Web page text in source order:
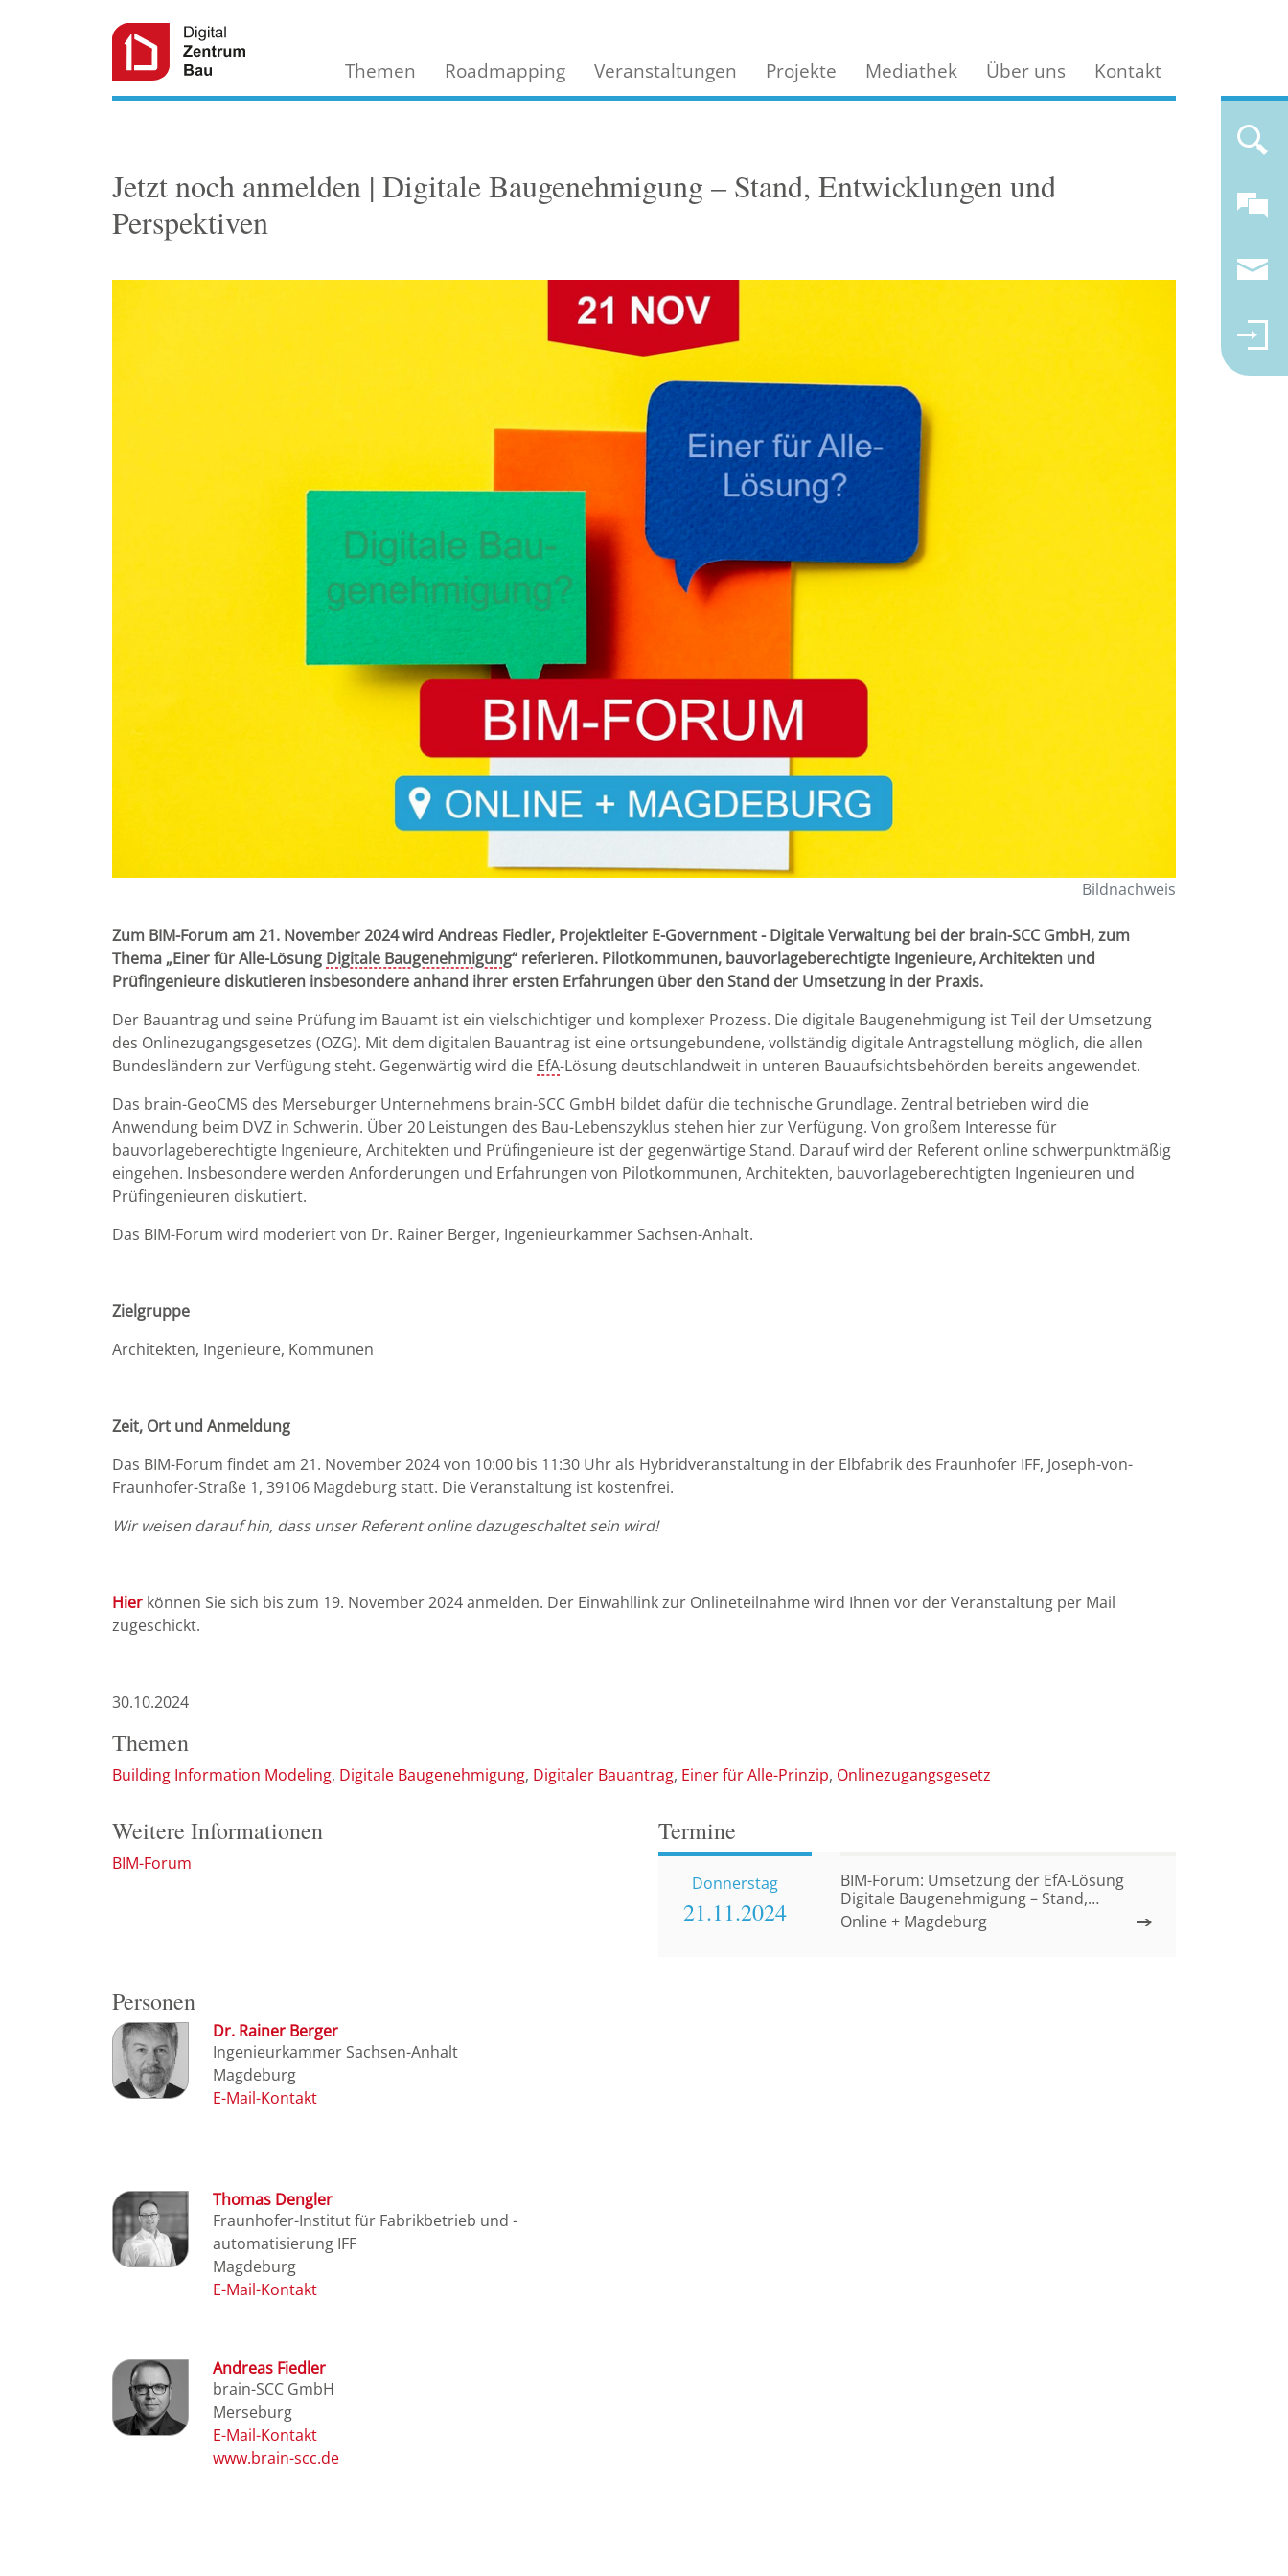
Themen Roadmapping Veranstaltungen Projekte Mediathek Über uns Kontakt
Jetzt noch anmelden | Digitale Baugenehmigung – Stand, Entwicklungen und
Perspektiven
Bildnachweis
Zum BIM-Forum am 21. November 2024 wird Andreas Fiedler, Projektleiter E-Government - Digitale Verwaltung bei der brain-SCC GmbH, zum
Thema „Einer für Alle-Lösung Digitale Baugenehmigung“ referieren. Pilotkommunen, bauvorlageberechtigte Ingenieure, Architekten und
Prüfingenieure diskutieren insbesondere anhand ihrer ersten Erfahrungen über den Stand der Umsetzung in der Praxis.
Der Bauantrag und seine Prüfung im Bauamt ist ein vielschichtiger und komplexer Prozess. Die digitale Baugenehmigung ist Teil der Umsetzung
des Onlinezugangsgesetzes (OZG). Mit dem digitalen Bauantrag ist eine ortsungebundene, vollständig digitale Antragstellung möglich, die allen
Bundesländern zur Verfügung steht. Gegenwärtig wird die EfA-Lösung deutschlandweit in unteren Bauaufsichtsbehörden bereits angewendet.
Das brain-GeoCMS des Merseburger Unternehmens brain-SCC GmbH bildet dafür die technische Grundlage. Zentral betrieben wird die
Anwendung beim DVZ in Schwerin. Über 20 Leistungen des Bau-Lebenszyklus stehen hier zur Verfügung. Von großem Interesse für
bauvorlageberechtigte Ingenieure, Architekten und Prüfingenieure ist der gegenwärtige Stand. Darauf wird der Referent online schwerpunktmäßig
eingehen. Insbesondere werden Anforderungen und Erfahrungen von Pilotkommunen, Architekten, bauvorlageberechtigten Ingenieuren und
Prüfingenieuren diskutiert.
Das BIM-Forum wird moderiert von Dr. Rainer Berger, Ingenieurkammer Sachsen-Anhalt.
Zielgruppe
Architekten, Ingenieure, Kommunen
Zeit, Ort und Anmeldung
Das BIM-Forum findet am 21. November 2024 von 10:00 bis 11:30 Uhr als Hybridveranstaltung in der Elbfabrik des Fraunhofer IFF, Joseph-von-
Fraunhofer-Straße 1, 39106 Magdeburg statt. Die Veranstaltung ist kostenfrei.
Wir weisen darauf hin, dass unser Referent online dazugeschaltet sein wird!
Hier können Sie sich bis zum 19. November 2024 anmelden. Der Einwahllink zur Onlineteilnahme wird Ihnen vor der Veranstaltung per Mail
zugeschickt.
30.10.2024
Themen
Building Information Modeling Digitale Baugenehmigung Digitaler Bauantrag Einer für Alle-Prinzip Onlinezugangsgesetz
Termine
Donnerstag
21.11.2024 Online + Magdeburg
BIM-Forum: Umsetzung der EfA-Lösung
Digitale Baugenehmigung – Stand,
Entwicklungen und Perspektiven
Weitere Informationen
BIM-Forum
Personen
Dr. Rainer Berger
Ingenieurkammer Sachsen-Anhalt
Magdeburg
Thomas Dengler
Fraunhofer-Institut für Fabrikbetrieb und -
automatisierung IFF
Magdeburg
Andreas Fiedler
brain-SCC GmbH
Merseburg
www.brain-scc.de